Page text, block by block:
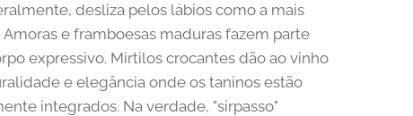
desliza pelos lábios como a mais
Amoras e framboesas maduras fazem parte
expressivo. Mirtilos crocantes dão ao vinho
e elegância onde os taninos estão
integrados. Na verdade, "sirpasso"